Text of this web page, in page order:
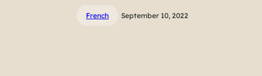
French September 10, 2022